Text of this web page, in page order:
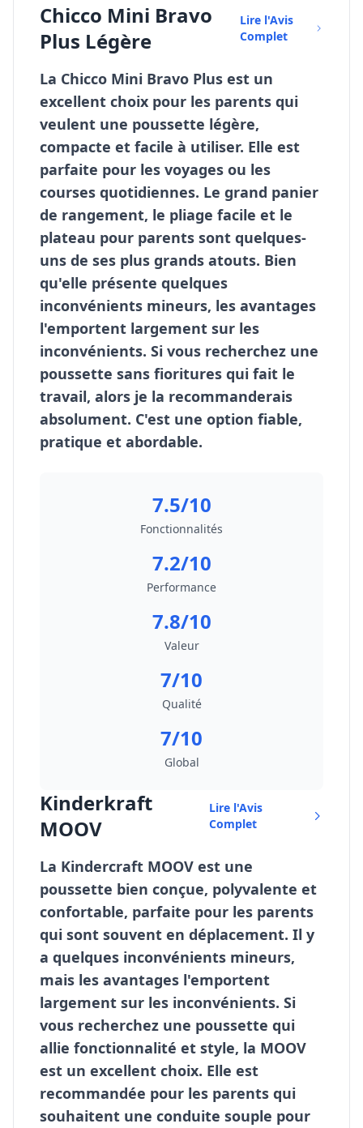
Chicco Mini Bravo
Plus Légère
Lire l'Avis
Complet
La Chicco Mini Bravo Plus est un
excellent choix pour les parents qui
veulent une poussette légère,
compacte et facile à utiliser. Elle est
parfaite pour les voyages ou les
courses quotidiennes. Le grand panier
de rangement, le pliage facile et le
plateau pour parents sont quelques-
uns de ses plus grands atouts. Bien
qu'elle présente quelques
inconvénients mineurs, les avantages
l'emportent largement sur les
inconvénients. Si vous recherchez une
poussette sans fioritures qui fait le
travail, alors je la recommanderais
absolument. C'est une option fiable,
pratique et abordable.
7.5/10
Fonctionnalités
7.2/10
Performance
7.8/10
Valeur
7/10
Qualité
7/10
Global
Kinderkraft
MOOV
Lire l'Avis
Complet
La Kindercraft MOOV est une
poussette bien conçue, polyvalente et
confortable, parfaite pour les parents
qui sont souvent en déplacement. Il y
a quelques inconvénients mineurs,
mais les avantages l'emportent
largement sur les inconvénients. Si
vous recherchez une poussette qui
allie fonctionnalité et style, la MOOV
est un excellent choix. Elle est
recommandée pour les parents qui
souhaitent une conduite souple pour